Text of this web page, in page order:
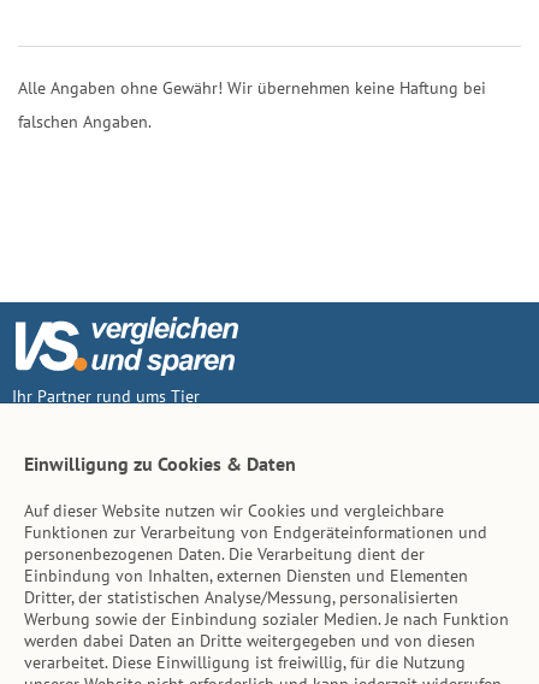
Alle Angaben ohne Gewähr! Wir übernehmen keine Haftung bei
falschen Angaben.
Ihr Partner rund ums Tier
Inhalt
Tierarzt-Suche
Hinweise
Einwilligung zu Cookies & Daten
Auf dieser Website nutzen wir Cookies und vergleichbare
Funktionen zur Verarbeitung von Endgeräteinformationen und
personenbezogenen Daten. Die Verarbeitung dient der
Einbindung von Inhalten, externen Diensten und Elementen
Dritter, der statistischen Analyse/Messung, personalisierten
Werbung sowie der Einbindung sozialer Medien. Je nach Funktion
werden dabei Daten an Dritte weitergegeben und von diesen
verarbeitet. Diese Einwilligung ist freiwillig, für die Nutzung